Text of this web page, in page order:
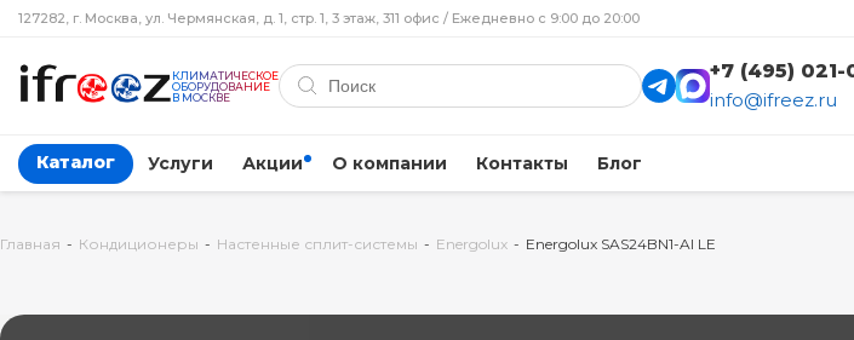
127282, г. Москва, ул. Чермянская, д. 1, стр. 1, 3 этаж, 311 офис / Ежедневно с 9:00 до 20:00
КЛИМАТИЧЕСКОЕ
ОБОРУДОВАНИЕ
В МОСКВЕ
+7 (495) 021-
info@ifreez.ru
Каталог Услуги Акции О компании Контакты Блог
Главная - Кондиционеры - Настенные сплит-системы - Energolux - Energolux SAS24BN1-AI LE